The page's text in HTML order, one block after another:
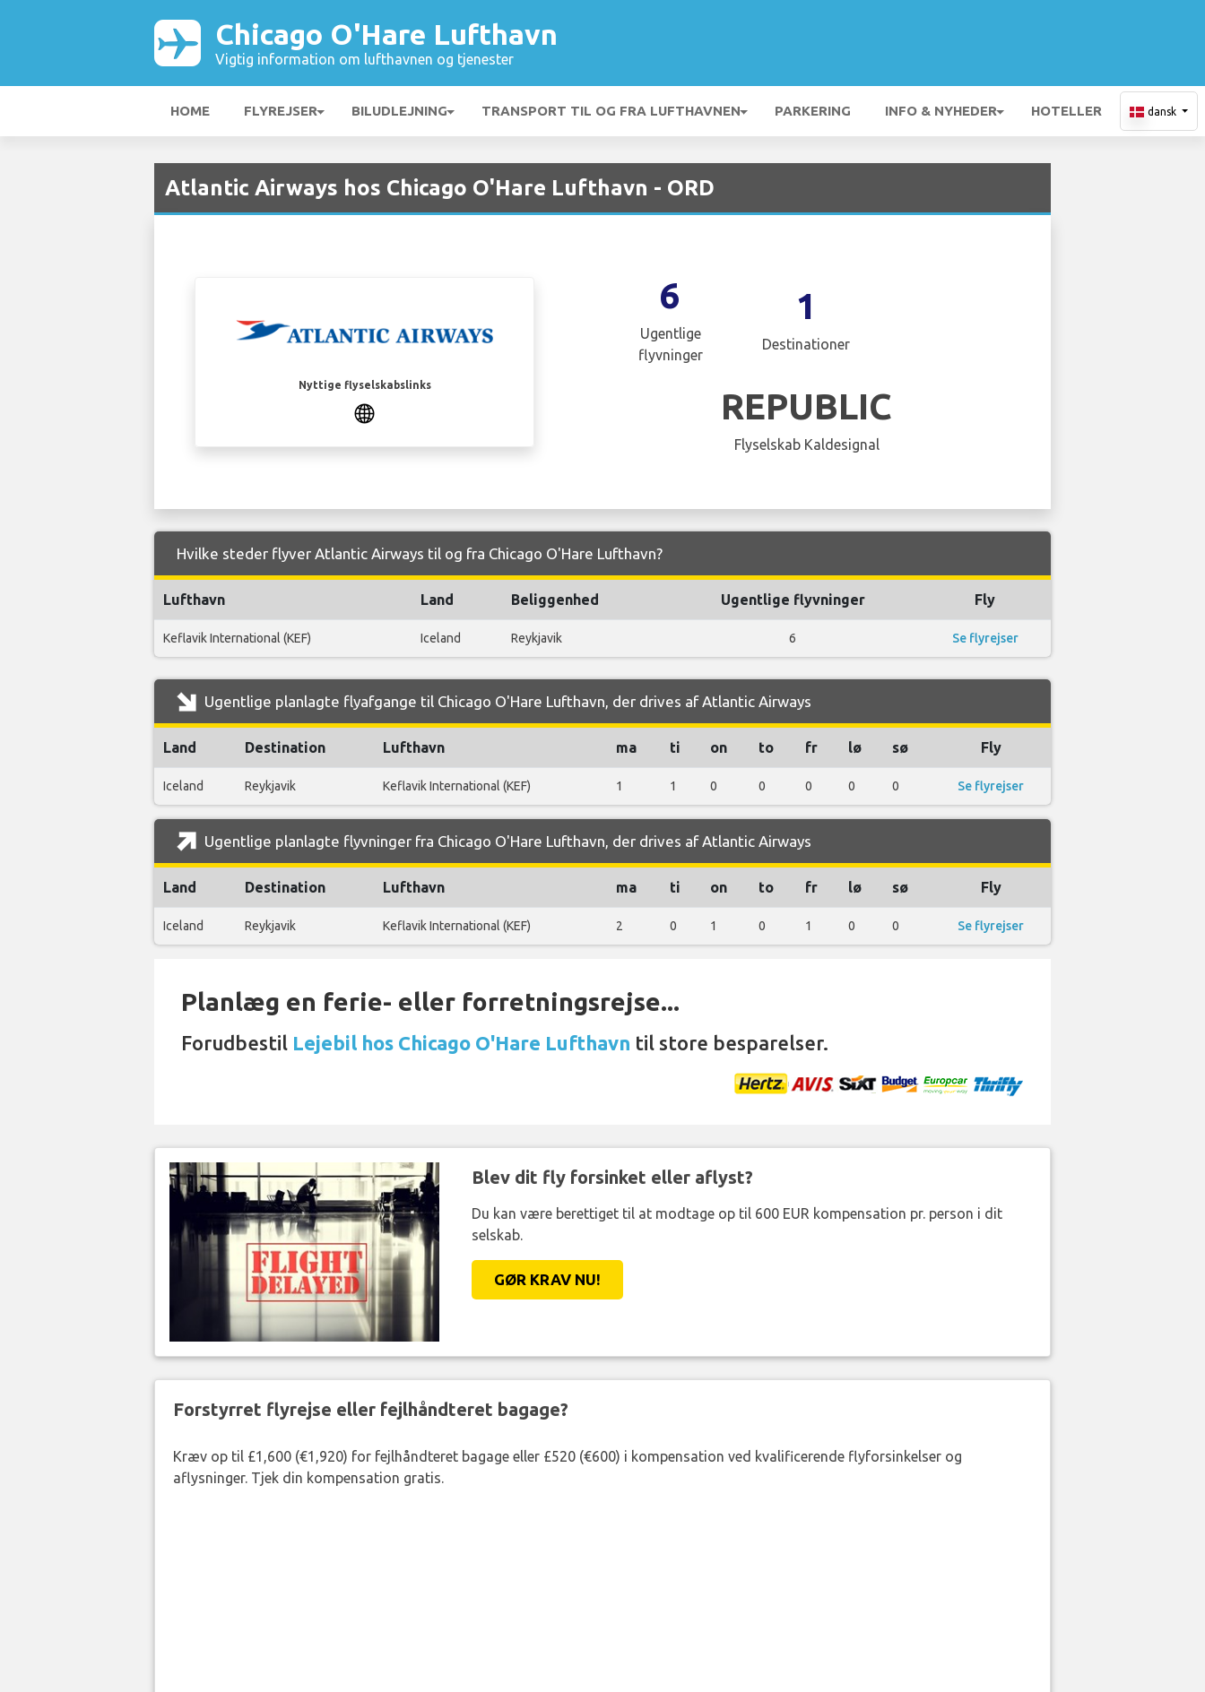
Chicago O'Hare Lufthavn
Vigtig information om lufthavnen og tjenester
HOME FLYREJSER BILUDLEJNING TRANSPORT TIL OG FRA LUFTHAVNEN PARKERING INFO & NYHEDER HOTELLER dansk
Atlantic Airways hos Chicago O'Hare Lufthavn - ORD
Nyttige flyselskabslinks
6
Ugentlige
flyvninger
1
Destinationer
REPUBLIC
Flyselskab Kaldesignal
Hvilke steder flyver Atlantic Airways til og fra Chicago O'Hare Lufthavn?
Lufthavn Land Beliggenhed Ugentlige flyvninger Fly
Keflavik International (KEF) Iceland Reykjavik 6 Se flyrejser
Ugentlige planlagte flyafgange til Chicago O'Hare Lufthavn, der drives af Atlantic Airways
Land Destination Lufthavn ma ti on to fr lø sø Fly
Iceland Reykjavik Keflavik International (KEF) 1 1 0 0 0 0 0 Se flyrejser
Ugentlige planlagte flyvninger fra Chicago O'Hare Lufthavn, der drives af Atlantic Airways
Land Destination Lufthavn ma ti on to fr lø sø Fly
Iceland Reykjavik Keflavik International (KEF) 2 0 1 0 1 0 0 Se flyrejser
Planlæg en ferie- eller forretningsrejse...
Forudbestil Lejebil hos Chicago O'Hare Lufthavn til store besparelser.
Blev dit fly forsinket eller aflyst?
Du kan være berettiget til at modtage op til 600 EUR kompensation pr. person i dit
selskab.
GØR KRAV NU!
Forstyrret flyrejse eller fejlhåndteret bagage?
Kræv op til £1,600 (€1,920) for fejlhåndteret bagage eller £520 (€600) i kompensation ved kvalificerende flyforsinkelser og
aflysninger. Tjek din kompensation gratis.